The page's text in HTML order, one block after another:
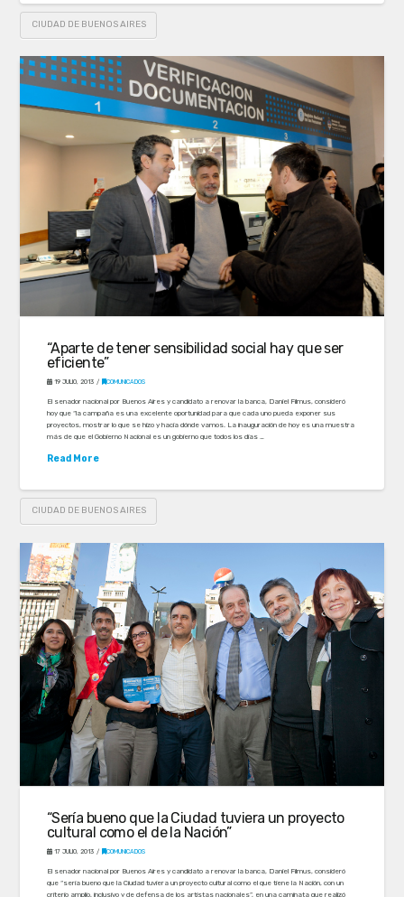
CIUDAD DE BUENOS AIRES
“Aparte de tener sensibilidad social hay que ser
eficiente”
19 JULIO, 2013 COMUNICADOS
El senador nacional por Buenos Aires y candidato a renovar la banca, Daniel Filmus, consideró
hoy que “la campaña es una excelente oportunidad para que cada uno pueda exponer sus
proyectos, mostrar lo que se hizo y hacia dónde vamos. La inauguración de hoy es una muestra
más de que el Gobierno Nacional es un gobierno que todos los días …
Read More
CIUDAD DE BUENOS AIRES
“Sería bueno que la Ciudad tuviera un proyecto
cultural como el de la Nación”
17 JULIO, 2013 COMUNICADOS
El senador nacional por Buenos Aires y candidato a renovar la banca, Daniel Filmus, consideró
que “sería bueno que la Ciudad tuviera un proyecto cultural como el que tiene la Nación, con un
criterio amplio, inclusivo y de defensa de los artistas nacionales”, en una caminata que realizó